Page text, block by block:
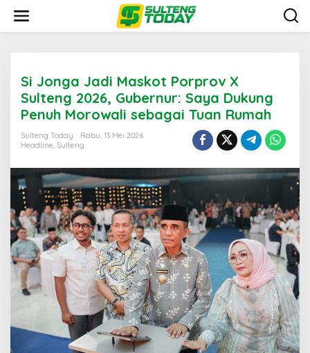
konten
Si Jonga Jadi Maskot Porprov X
Sulteng 2026, Gubernur: Saya Dukung
Penuh Morowali sebagai Tuan Rumah
Sulteng Today
Rabu, 13 Mei 2026
Headline, Sulteng